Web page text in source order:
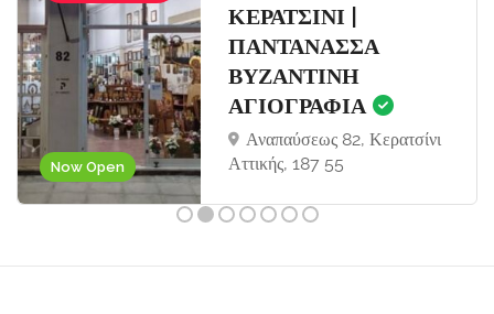
Now Open
ΚΕΡΑΤΣΙΝΙ |
ΠΑΝΤΑΝΑΣΣΑ
ΒΥΖΑΝΤΙΝΗ
ΑΓΙΟΓΡΑΦΙΑ
Αναπαύσεως 82, Κερατσίνι
Αττικής, 187 55